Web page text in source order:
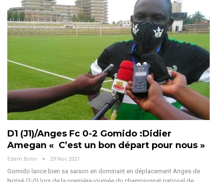
D1 (J1)/Anges Fc 0-2 Gomido :Didier
Amegan « C’est un bon départ pour nous »
Edem Bolor 29 Nov 2021
Gomido lance bien sa saison en dominant en déplacement Anges de